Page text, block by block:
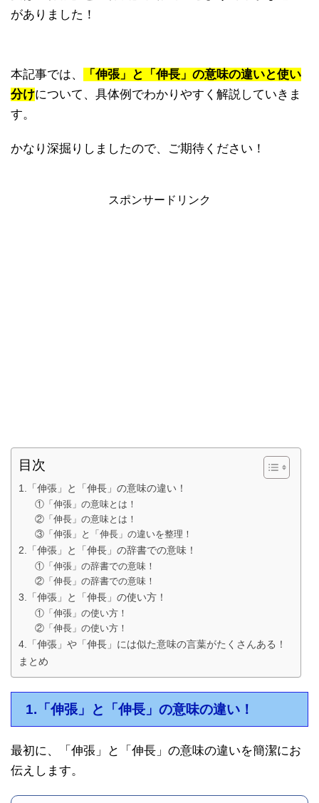
がありました！
本記事では、
「伸張」と「伸長」の意味の違いと使い
分けについて、具体例でわかりやすく解説していきま
す。
かなり深掘りしましたので、ご期待ください！
スポンサードリンク
目次
1.「伸張」と「伸長」の意味の違い！
①「伸張」の意味とは！
②「伸長」の意味とは！
③「伸張」と「伸長」の違いを整理！
2.「伸張」と「伸長」の辞書での意味！
①「伸張」の辞書での意味！
②「伸長」の辞書での意味！
3.「伸張」と「伸長」の使い方！
①「伸張」の使い方！
②「伸長」の使い方！
4.「伸張」や「伸長」には似た意味の言葉がたくさんある！
まとめ
1.「伸張」と「伸長」の意味の違い！
最初に、「伸張」と「伸長」の意味の違いを簡潔にお
伝えします。